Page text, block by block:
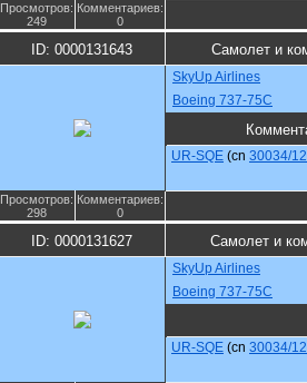
Просмотров:
249
Комментариев:
0
ID: 0000131643 Самолет и
SkyUp Airlines
Boeing 737-75C
UR-SQE (cn 30034/
Просмотров:
298
Комментариев:
0
ID: 0000131627 Самолет и
SkyUp Airlines
Boeing 737-75C
UR-SQE (cn 30034/